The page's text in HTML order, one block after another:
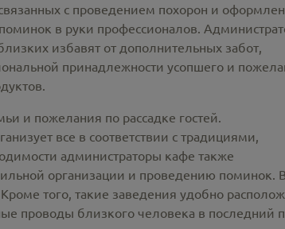
с проведением похорон и
в руки профессионалов.
избавят от дополнительных забот,
принадлежности усопшего и
и пожелания по рассадке гостей.
все в соответствии с традициями,
администраторы кафе также
организации и проведению поминок.
того, такие заведения удобно
проводы близкого человека в последний